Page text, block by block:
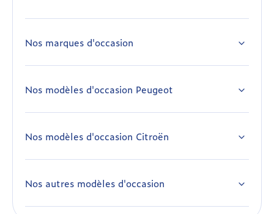
Nos marques d'occasion
Nos modèles d'occasion Peugeot
Nos modèles d'occasion Citroën
Nos autres modèles d'occasion